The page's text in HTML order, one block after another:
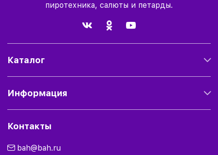
пиротехника, салюты и петарды.
Каталог
Информация
Контакты
bah@bah.ru